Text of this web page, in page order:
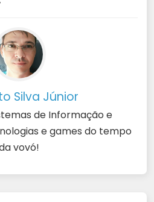
Silva Júnior
de Informação e
e games do tempo
vovó!